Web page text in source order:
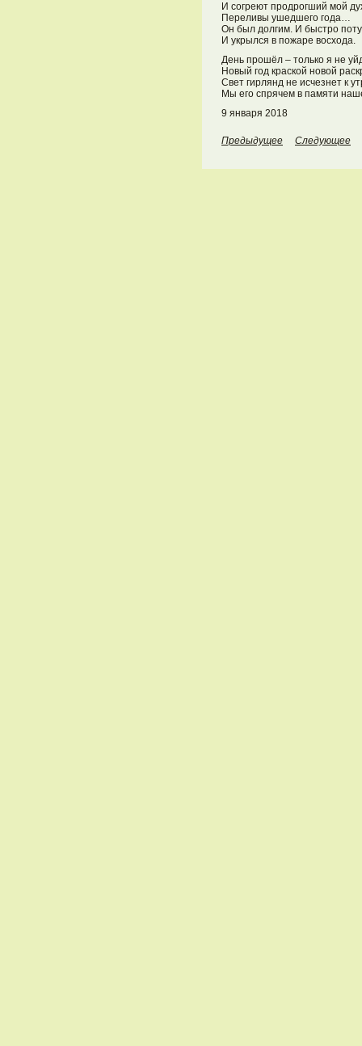
И согреют продрогший мой
Переливы ушедшего года…
Он был долгим. И быстро
И укрылся в пожаре восхода.
День прошёл – только я не
Новый год краской новой
Свет гирлянд не исчезнет к
Мы его спрячем в памяти
9 января 2018
Предыдущее Следующее